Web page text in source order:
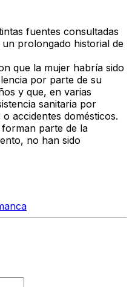
fuentes consultadas
prolongado historial de
que la mujer habría sido
por parte de su
y que, en varias
sanitaria por
accidentes domésticos.
parte de la
no han sido